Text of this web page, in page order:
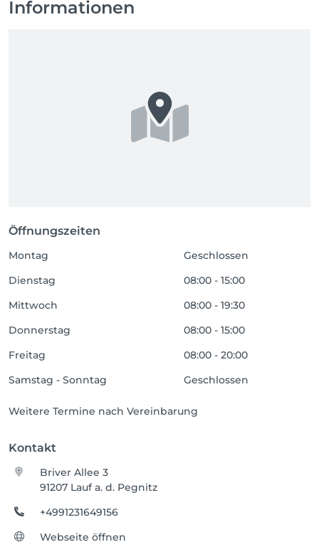
Informationen
Öffnungszeiten
Montag
Geschlossen
Dienstag
08:00 - 15:00
Mittwoch
08:00 - 19:30
Donnerstag
08:00 - 15:00
Freitag
08:00 - 20:00
Samstag - Sonntag
Geschlossen
Weitere Termine nach Vereinbarung
Kontakt
Briver Allee 3
91207 Lauf a. d. Pegnitz
+4991231649156
Webseite öffnen